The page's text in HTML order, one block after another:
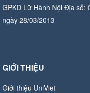
GPKD Lữ Hành Nội Địa số:
ngày 28/03/2013
GIỚI THIỆU
Giới thiệu UniViet